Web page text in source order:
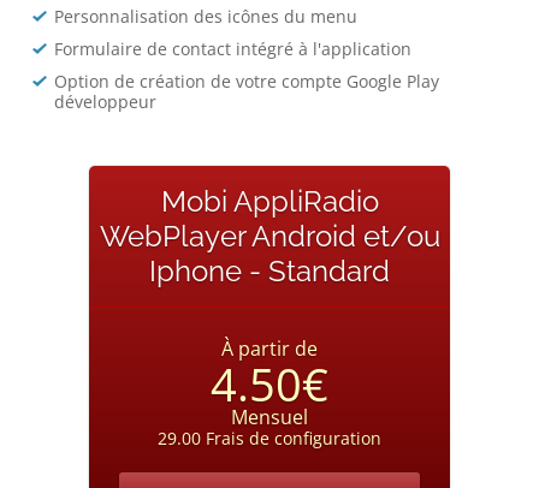
Personnalisation des icônes du menu
Formulaire de contact intégré à l'application
Option de création de votre compte Google Play
développeur
Mobi AppliRadio
WebPlayer Android et/ou
Iphone - Standard
À partir de
4.50€
Mensuel
29.00 Frais de configuration